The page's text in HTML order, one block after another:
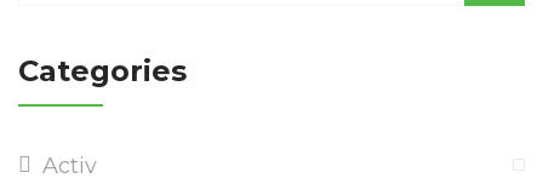
Categories
Activ